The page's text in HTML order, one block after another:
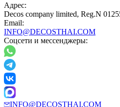
Адрес:
Decos company limited, Reg.N
Email:
INFO@DECOSTHAI.COM
Соцсети и мессенджеры:
INFO@DECOSTHAI.COM